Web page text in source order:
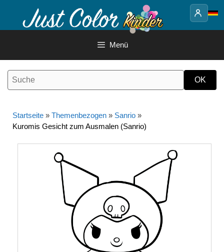
Inhalt
Menü
Startseite » Themenbezogen » Sanrio »
Kuromis Gesicht zum Ausmalen (Sanrio)